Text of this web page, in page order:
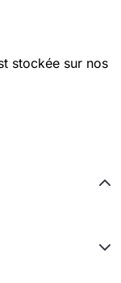
stockée sur nos